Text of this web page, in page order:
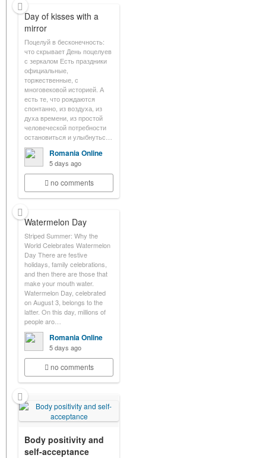
Day of kisses with a
mirror
Поцелуй в бесконечность:
что скрывает День поцелуев
с зеркалом Есть праздники
официальные,
торжественные, с
многовековой историей. А
есть те, что рождаются
спонтанно, из воздуха, из
духа времени, из простой
человеческой потребности
остановиться и улыбнутьс…
Romania Online
5 days ago
no comments
Watermelon Day
Striped Summer: Why the
World Celebrates Watermelon
Day There are festive
holidays, family celebrations,
and then there are those that
make your mouth water.
Watermelon Day, celebrated
on August 3, belongs to the
latter. On this day, millions of
people aro…
Romania Online
5 days ago
no comments
Body positivity and
self-acceptance